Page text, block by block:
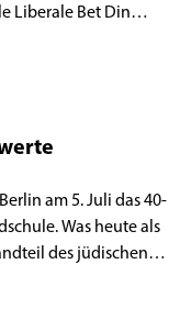
Liberale Bet Din
anerkanntes
am 5. Juli das 40-
Was heute als
des jüdischen
unter
eines